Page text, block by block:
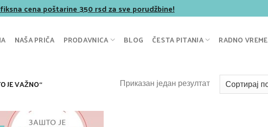
cena poštarine 350 rsd za sve porudžbine!
NAŠA PRIČA PRODAVNICA BLOG ČESTA PITANJA RADNO VREME
VAŽNO“ Приказан један резултат